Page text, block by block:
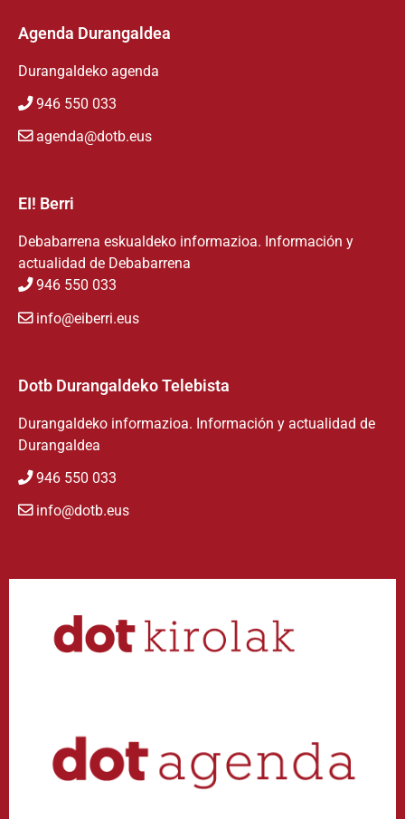
Agenda Durangaldea
Durangaldeko agenda
946 550 033
agenda@dotb.eus
EI! Berri
Debabarrena eskualdeko informazioa. Información y
actualidad de Debabarrena
946 550 033
info@eiberri.eus
Dotb Durangaldeko Telebista
Durangaldeko informazioa. Información y actualidad de
Durangaldea
946 550 033
info@dotb.eus